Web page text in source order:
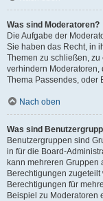
Was sind Moderatoren?
Die Aufgabe der
Sie haben das Recht, in
Themen zu schließen,
verhindern Moderatoren,
Thema Passendes, oder
Nach oben
Was sind
Benutzergruppen sind
in für die Board-
kann mehreren
Berechtigungen
Berechtigungen für
Beispiel zu Moderatoren